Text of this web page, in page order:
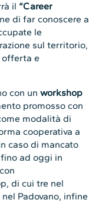
il “Career
di far conoscere a
le
sul territorio,
offerta e
con unworkshop
promosso con
modalità di
cooperativa a
caso di mancato
ad oggi in
di cui tre nel
Padovano, infine